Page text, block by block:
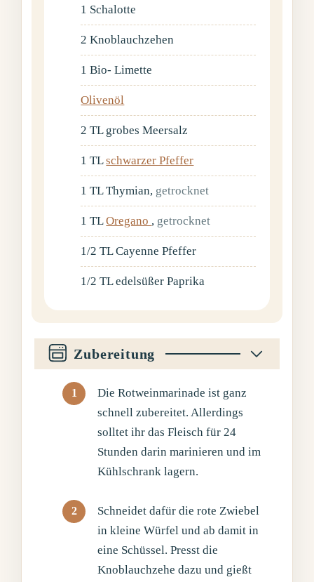
1 Schalotte
2 Knoblauchzehen
1 Bio- Limette
Olivenöl
2 TL grobes Meersalz
1 TL schwarzer Pfeffer
1 TL Thymian, getrocknet
1 TL Oregano , getrocknet
1/2 TL Cayenne Pfeffer
1/2 TL edelsüßer Paprika
Zubereitung
Die Rotweinmarinade ist ganz
schnell zubereitet. Allerdings
solltet ihr das Fleisch für 24
Stunden darin marinieren und im
Kühlschrank lagern.
Schneidet dafür die rote Zwiebel
in kleine Würfel und ab damit in
eine Schüssel. Presst die
Knoblauchzehe dazu und gießt